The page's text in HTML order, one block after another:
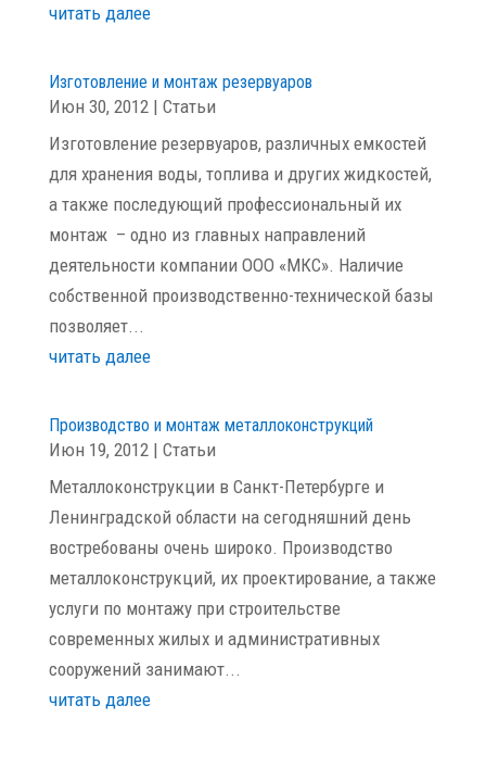
читать далее
Изготовление и монтаж резервуаров
Июн 30, 2012| Статьи
Изготовление резервуаров, различных емкостей
для хранения воды, топлива и других жидкостей,
а также последующий профессиональный их
монтаж – одно из главных направлений
деятельности компании ООО «МКС». Наличие
собственной производственно-технической базы
позволяет...
читать далее
Производство и монтаж металлоконструкций
Июн 19, 2012| Статьи
Металлоконструкции в Санкт-Петербурге и
Ленинградской области на сегодняшний день
востребованы очень широко. Производство
металлоконструкций, их проектирование, а также
услуги по монтажу при строительстве
современных жилых и административных
сооружений занимают...
читать далее